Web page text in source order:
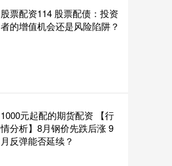
股票配资114 股票配债：投资
者的增值机会还是风险陷阱？
1000元起配的期货配资 【行
情分析】8月钢价先跌后涨 9
月反弹能否延续？